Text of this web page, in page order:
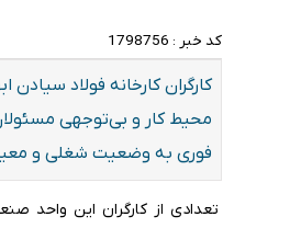
کد خبر : 1798756
کارگران کارخانه فولاد
محیط کار و بی‌توجهی
فوری به وضعیت شغلی و
تعدادی از کارگران این واحد